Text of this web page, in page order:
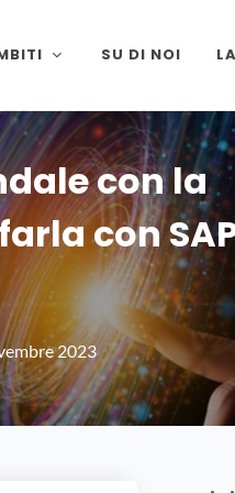
SU DI NOI
con la
con
2023